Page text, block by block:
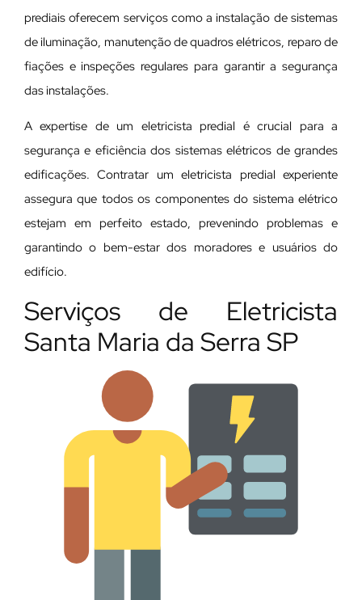
prediais oferecem serviços como a instalação de sistemas
de iluminação, manutenção de quadros elétricos, reparo de
fiações e inspeções regulares para garantir a segurança
das instalações.
A expertise de um eletricista predial é crucial para a
segurança e eficiência dos sistemas elétricos de grandes
edificações. Contratar um eletricista predial experiente
assegura que todos os componentes do sistema elétrico
estejam em perfeito estado, prevenindo problemas e
garantindo o bem-estar dos moradores e usuários do
edifício.
Serviços de Eletricista
Santa Maria da Serra SP